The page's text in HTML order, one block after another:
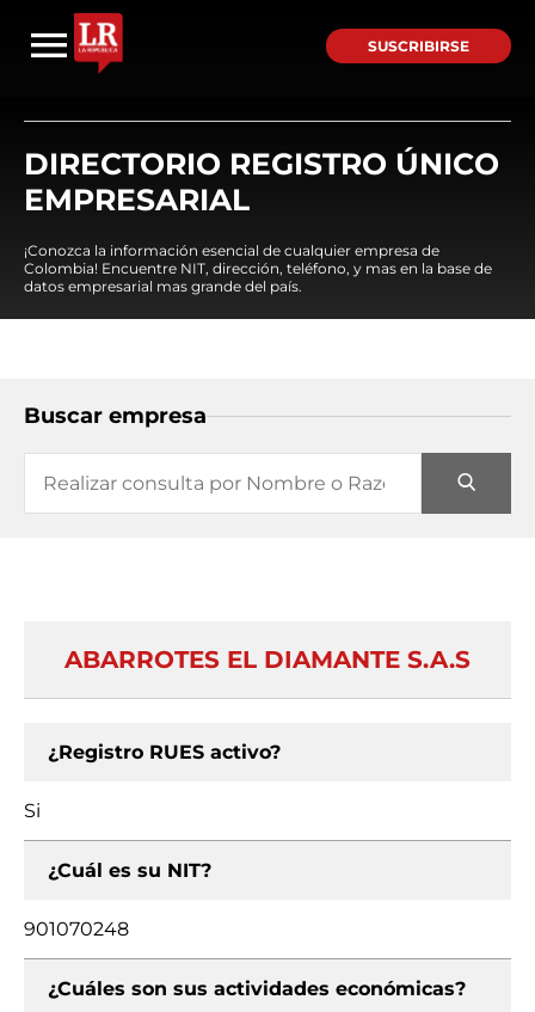
SUSCRIBIRSE
DIRECTORIO REGISTRO ÚNICO
EMPRESARIAL
¡Conozca la información esencial de cualquier empresa de
Colombia! Encuentre NIT, dirección, teléfono, y mas en la base de
datos empresarial mas grande del país.
Buscar empresa
ABARROTES EL DIAMANTE S.A.S
¿Registro RUES activo?
Si
¿Cuál es su NIT?
901070248
¿Cuáles son sus actividades económicas?